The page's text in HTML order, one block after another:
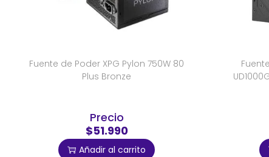
Fuente de Poder XPG Pylon 750W 80
Plus Bronze
Precio
$51.990
Añadir al carrito